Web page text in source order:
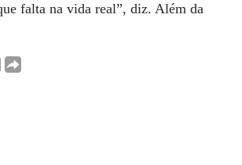
falta na vida real”, diz. Além da